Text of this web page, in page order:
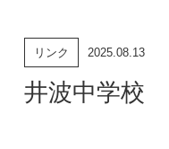
リンク 2025.08.13
井波中学校